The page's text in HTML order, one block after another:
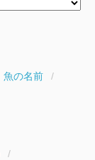
魚の名前